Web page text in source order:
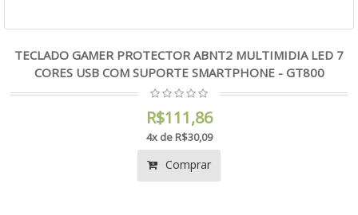
TECLADO GAMER PROTECTOR ABNT2 MULTIMIDIA LED 7
CORES USB COM SUPORTE SMARTPHONE - GT800
R$111,86
4x de R$30,09
Comprar